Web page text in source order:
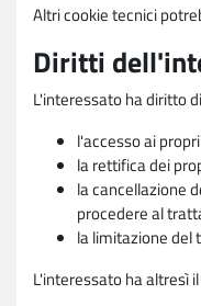
Altri cookie tecnici
Diritti
L'interessato ha diritto
l'accesso ai
la rettifica dei
la cancellazione
procedere al
la limitazione del
L'interessato ha altresì